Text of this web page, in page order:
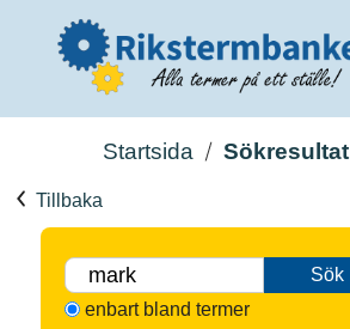
Startsida Sökresultat
Tillbaka
Sök
enbart bland termer